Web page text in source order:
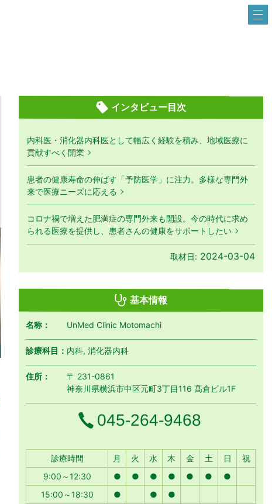
インタビュー目次
内科医・消化器内科医として幅広く経験を積み、地域医療に
貢献すべく開業
患者の健康寿命の伸ばす「予防医学」に注力。多様な専門外
来で医療ニーズに応える
コロナ禍で増えた肥満症の専門外来も開設。今の時代に求め
られる医療を提供し、患者さんの健康をサポートしたい
取材日: 2024-03-04
基本情報
名称： UnMed Clinic Motomachi
診療科目： 内科, 消化器内科
住所：
〒 231-0861
神奈川県横浜市中区元町3丁目116 髙倉ビル1F
電話番号
045-264-9468
診療時間 月 月曜日
火 火曜日
水 水曜日
木 木曜日
金金曜日
土土曜日
日 日曜日
祝
9:00～12:30
● ● ● ● ● ●
●
15:00～18:30
● ● ●